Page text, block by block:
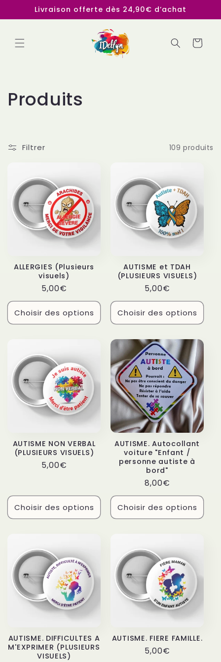
passer au
contenu
Livraison offerte dès 24,90€ d’achat
Panier
C
l
e
c
o
n
:
Produits
Filtrer 109 produits
ALLERGIES (Plusieurs
visuels)
Prix
habituel
5,00€
Choisir des options
AUTISME et TDAH
(PLUSIEURS VISUELS)
Prix
habituel
5,00€
Choisir des options
AUTISME NON VERBAL
(PLUSIEURS VISUELS)
Prix
5,00€
Choisir des options
AUTISME. Autocollant
voiture "Enfant /
personne autiste à
bord"
Prix
habituel
8,00€
Choisir des options
AUTISME. DIFFICULTES A
M'EXPRIMER (PLUSIEURS
VISUELS)
AUTISME. FIERE FAMILLE.
Prix
5,00€